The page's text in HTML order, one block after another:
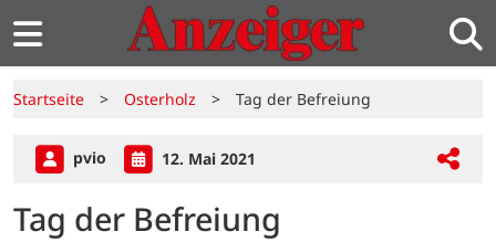
Startseite > Osterholz > Tag der Befreiung
pvio 12. Mai 2021
Tag der Befreiung